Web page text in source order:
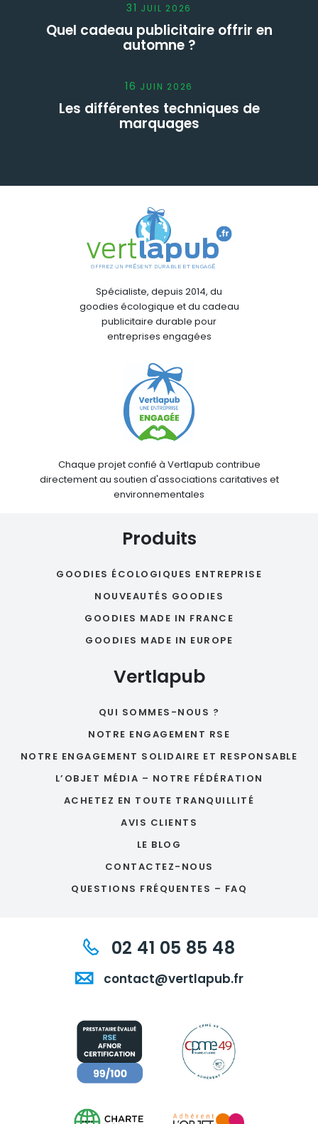
31 JUIL 2026
Quel cadeau publicitaire offrir en
automne ?
16 JUIN 2026
Les différentes techniques de
marquages
Spécialiste, depuis 2014, du
goodies écologique et du cadeau
publicitaire durable pour
entreprises engagées
Chaque projet confié à Vertlapub contribue
directement au soutien d'associations caritatives et
environnementales
Produits
GOODIES ÉCOLOGIQUES ENTREPRISE
NOUVEAUTÉS GOODIES
GOODIES MADE IN FRANCE
GOODIES MADE IN EUROPE
Vertlapub
QUI SOMMES-NOUS ?
NOTRE ENGAGEMENT RSE
NOTRE ENGAGEMENT SOLIDAIRE ET RESPONSABLE
L’OBJET MÉDIA – NOTRE FÉDÉRATION
ACHETEZ EN TOUTE TRANQUILLITÉ
AVIS CLIENTS
LE BLOG
CONTACTEZ-NOUS
QUESTIONS FRÉQUENTES – FAQ
02 41 05 85 48
contact@vertlapub.fr